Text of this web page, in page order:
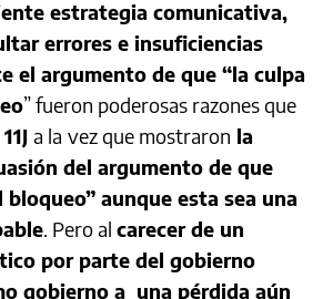
estrategia comunicativa,
errores e insuficiencias
el argumento de que “la culpa
” fueron poderosas razones que
11J a la vez que mostraron la
del argumento de que
aunque esta sea una
. Pero al carecer de un
por parte del gobierno
gobierno a una pérdida aún